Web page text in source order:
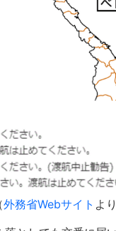
（外務省Webサイト よ